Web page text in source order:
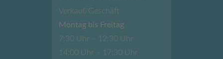
Verkauf/Geschäft
Montag bis Freitag
7:30 Uhr – 12:30 Uhr
14:00 Uhr – 17:30 Uhr